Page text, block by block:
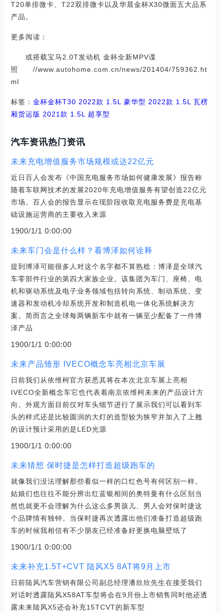
T20单排微卡、T22双排微卡以及华晨金杯X30微面五大品系
产品。
更多阅读：
或搭载宝马2.0T发动机 金杯全新MPV谍
照 //www.autohome.com.cn/news/201404/759362.ht
ml
标签： 金杯金杯T30 2022款 1.5L 豪华型 2022款 1.5L 瓦楞
厢货运版 2021款 1.5L 超享型
汽车资讯热门资讯
未来充电增值服务市场规模或达22亿元
近日百人会发布《中国充电服务市场如何健康发展》报告称
随着车联网技术的发展2020年充电增值服务有望创造22亿元
市场。百人会的报告显示在现阶段收取充电服务费是充电基
础设施运营商的主要收入来源
1900/1/1 0:00:00
未来车门会是什么样？看博泽如何诠释
提到博泽可能很多人对这个名字都不算熟稔：博泽是全球汽
车零部件行业的第四大家族企业。该集团为车门、座椅、电
机和驱动系统及电子业务领域包括转向系统、制动系统、变
速器和发动机冷却系统开发和制造机电一体化系统解决方
案。简而言之全球每两辆新车中就有一辆至少配备了一件博
泽产品
1900/1/1 0:00:00
未来产品雏形 IVECO概念车亮相北京车展
日前我们从依维柯官方获悉其将在本次北京车展上亮相
IVECO全新概念车它也代表着南京依维柯未来的产品设计方
向。外观方面目前仅对车头细节进行了展示我们可以看到车
头的样式还是比较圆润的大灯的造型较为狭窄并加入了上翘
的设计预计采用的是LED光源
1900/1/1 0:00:00
未来猜想 保时捷是怎样打造超级跑车的
就像我们没法理解那些看似一样的口红色号有何区别一样。
姑娘们也往往不能分辨出红蓝银相间的奥特曼有什么区别当
然也就更不会理解为什么这么多男孩儿、男人会对保时捷这
个品牌情有独钟。当保时捷再次透露出他们准备打造超级跑
车的时候我相信有不少朋友已经准备好更换电脑壁纸了
1900/1/1 0:00:00
未来补充1.5T+CVT 陆风X5 8AT将9月上市
日前陆风汽车营销有限公司副总经理潘欣欣先生在接受我们
对话时透露陆风X58AT车型将会在9月份上市销售同时他还透
露未来陆风X5还会补充15TCVT的新车型